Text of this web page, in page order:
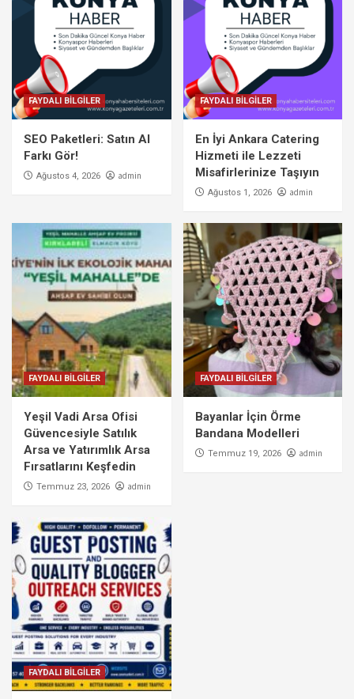
FAYDALI BİLGİLER
SEO Paketleri: Satın Al
Farkı Gör!
Ağustos 4, 2026 admin
FAYDALI BİLGİLER
En İyi Ankara Catering
Hizmeti ile Lezzeti
Misafirlerinize Taşıyın
Ağustos 1, 2026 admin
FAYDALI BİLGİLER
Yeşil Vadi Arsa Ofisi
Güvencesiyle Satılık
Arsa ve Yatırımlık Arsa
Fırsatlarını Keşfedin
Temmuz 23, 2026 admin
FAYDALI BİLGİLER
Bayanlar İçin Örme
Bandana Modelleri
Temmuz 19, 2026 admin
FAYDALI BİLGİLER